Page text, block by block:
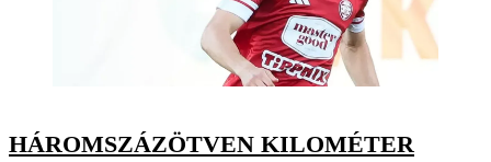
HÁROMSZÁZÖTVEN KILOMÉTER